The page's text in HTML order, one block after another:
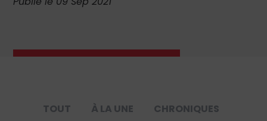
TOUT À LA UNE
CHRONIQUES